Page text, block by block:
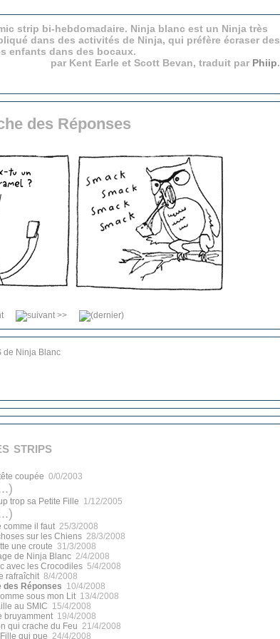
strip bi-hebdomadaire. Ninja blanc est un Ninja très
dans des activités de Ninja, qui préfère écraser des
enfants dans des bocaux.
par Kent Earle et Scott Bevan, traduit par Phiip.
des Réponses
strips
coupée 0/0/2003
trop sa Petite Fille 1/12/2005
comme il faut25/3/2008
sur les Chiens28/3/2008
une croute 31/3/2008
de Ninja Blanc 2/4/2008
avec les Crocodiles 5/4/2008
rafraîchit 8/4/2008
des Réponses 10/4/2008
sous mon Lit13/4/2008
au SMIC 15/4/2008
bruyamment 19/4/2008
qui crache du Feu 21/4/2008
qui pue 24/4/2008